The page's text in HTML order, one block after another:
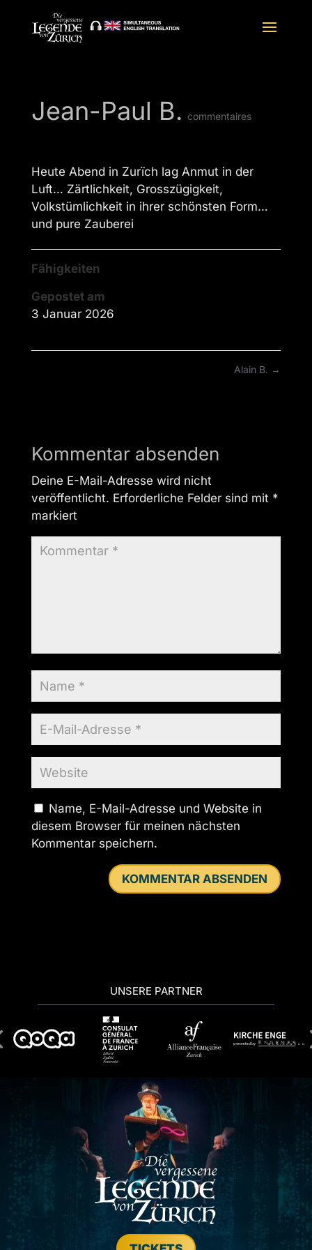
Jean-Paul B. commentaires
Heute Abend in Zurïch lag Anmut in der
Luft… Zärtlichkeit, Grosszügigkeit,
Volkstümlichkeit in ihrer schönsten Form…
und pure Zauberei
Fähigkeiten
Gepostet am
3 Januar 2026
Alain B. →
Kommentar absenden
Deine E-Mail-Adresse wird nicht
veröffentlicht. Erforderliche Felder sind mit *
markiert
Name, E-Mail-Adresse und Website in
diesem Browser für meinen nächsten
Kommentar speichern.
UNSERE PARTNER